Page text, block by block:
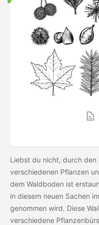
Liebst du nicht, durch den
verschiedenen Pflanzen
dem Waldboden ist
in diesem neuen Sachen
genommen wird. Diese
verschiedene